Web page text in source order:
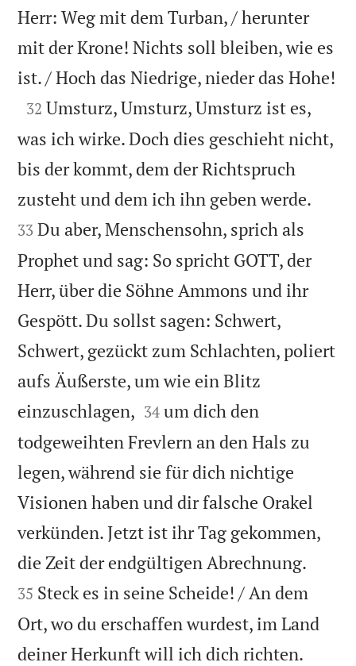
Herr: Weg mit dem Turban, / herunter
mit der Krone! Nichts soll bleiben, wie es
ist. / Hoch das Niedrige, nieder das Hohe!

32 Umsturz, Umsturz, Umsturz ist es,
was ich wirke. Doch dies geschieht nicht,
bis der kommt, dem der Richtspruch
zusteht und dem ich ihn geben werde.
33 Du aber, Menschensohn, sprich als
Prophet und sag: So spricht GOTT, der
Herr, über die Söhne Ammons und ihr
Gespött. Du sollst sagen: Schwert,
Schwert, gezückt zum Schlachten, poliert
aufs Äußerste, um wie ein Blitz
einzuschlagen, 

34 um dich den
todgeweihten Frevlern an den Hals zu
legen, während sie für dich nichtige
Visionen haben und dir falsche Orakel
verkünden. Jetzt ist ihr Tag gekommen,
die Zeit der endgültigen Abrechnung.
35 Steck es in seine Scheide! / An dem
Ort, wo du erschaffen wurdest, im Land
deiner Herkunft will ich dich richten.